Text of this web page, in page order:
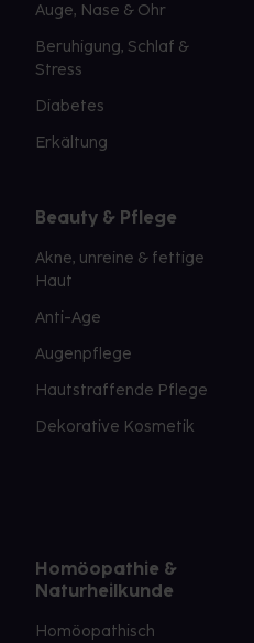
Auge, Nase & Ohr
Beruhigung, Schlaf &
Stress
Diabetes
Erkältung
Beauty & Pflege
Akne, unreine & fettige
Haut
Anti-Age
Augenpflege
Hautstraffende Pflege
Dekorative Kosmetik
Homöopathie &
Naturheilkunde
Homöopathisch